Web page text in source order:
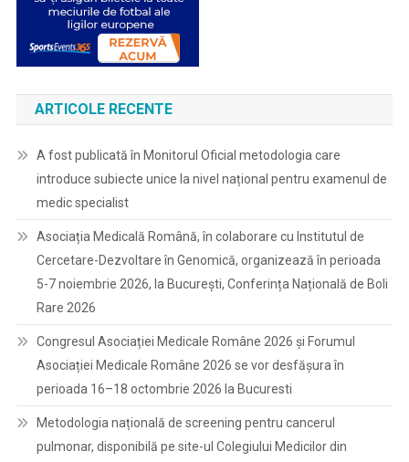
ARTICOLE RECENTE
A fost publicată în Monitorul Oficial metodologia care
introduce subiecte unice la nivel național pentru examenul de
medic specialist
Asociația Medicală Română, în colaborare cu Institutul de
Cercetare-Dezvoltare în Genomică, organizează în perioada
5-7 noiembrie 2026, la București, Conferința Națională de Boli
Rare 2026
Congresul Asociației Medicale Române 2026 și Forumul
Asociației Medicale Române 2026 se vor desfășura în
perioada 16–18 octombrie 2026 la Bucuresti
Metodologia națională de screening pentru cancerul
pulmonar, disponibilă pe site-ul Colegiului Medicilor din